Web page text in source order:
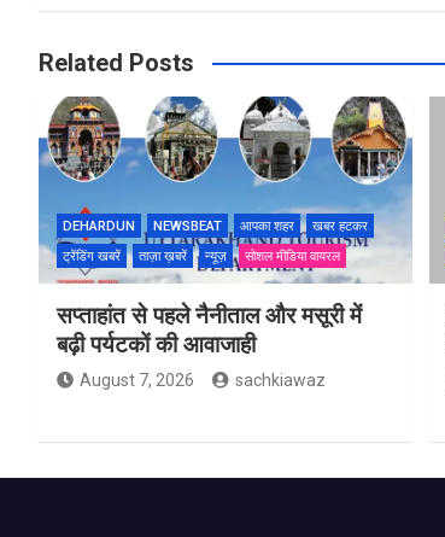
Related Posts
DEHARDUN NEWSBEAT आपका शहर
खबर हटकर
ट्रेंडिंग खबरें
ताज़ा ख़बरें न्यूज़ सोशल मीडिया वायरल
सप्ताहांत से पहले नैनीताल और मसूरी में
बढ़ी पर्यटकों की आवाजाही
August 7, 2026 sachkiawaz